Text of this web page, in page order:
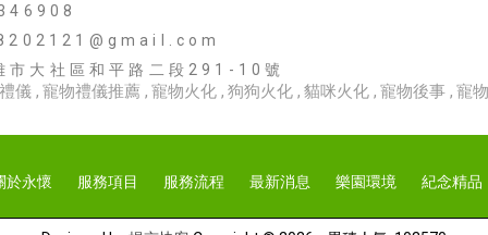
市大社區和平路二段291-10號
儀 寵物禮儀推薦 寵物火化 狗狗火化 貓咪火化 寵物後事 寵
於永懷 服務項目 服務流程 最新消息 樂園環境 紀念精品